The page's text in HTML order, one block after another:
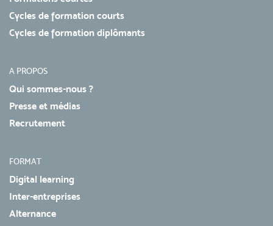
Cycles de formation courts
Cycles de formation diplômants
A PROPOS
Qui sommes-nous ?
Presse et médias
Recrutement
FORMAT
Digital learning
Inter-entreprises
Alternance